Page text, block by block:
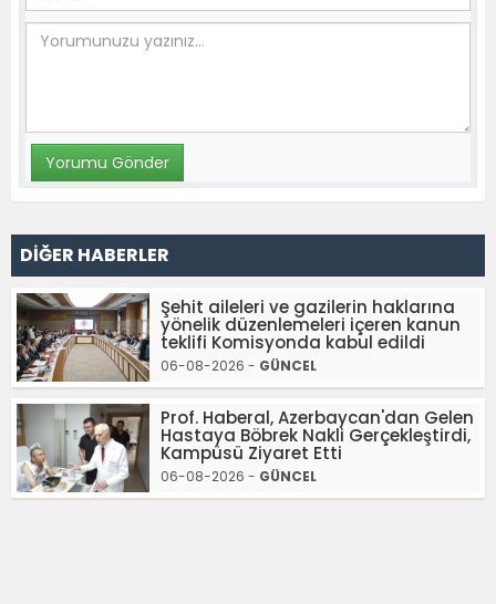
DİĞER HABERLER
Şehit aileleri ve gazilerin haklarına
yönelik düzenlemeleri içeren kanun
teklifi Komisyonda kabul edildi
06-08-2026 - GÜNCEL
Prof. Haberal, Azerbaycan'dan Gelen
Hastaya Böbrek Nakli Gerçekleştirdi,
Kampüsü Ziyaret Etti
06-08-2026 - GÜNCEL